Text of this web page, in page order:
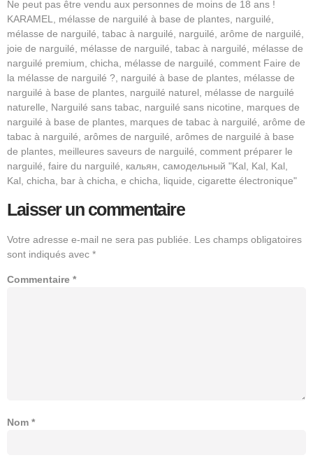
Ne peut pas être vendu aux personnes de moins de 18 ans !
KARAMEL, mélasse de narguilé à base de plantes, narguilé,
mélasse de narguilé, tabac à narguilé, narguilé, arôme de narguilé,
joie de narguilé, mélasse de narguilé, tabac à narguilé, mélasse de
narguilé premium, chicha, mélasse de narguilé, comment Faire de
la mélasse de narguilé ?, narguilé à base de plantes, mélasse de
narguilé à base de plantes, narguilé naturel, mélasse de narguilé
naturelle, Narguilé sans tabac, narguilé sans nicotine, marques de
narguilé à base de plantes, marques de tabac à narguilé, arôme de
tabac à narguilé, arômes de narguilé, arômes de narguilé à base
de plantes, meilleures saveurs de narguilé, comment préparer le
narguilé, faire du narguilé, кальян, самодельный "Kal, Kal, Kal,
Kal, chicha, bar à chicha, e chicha, liquide, cigarette électronique"
Laisser un commentaire
Votre adresse e-mail ne sera pas publiée.
Les champs obligatoires
sont indiqués avec *
Commentaire *
Nom *